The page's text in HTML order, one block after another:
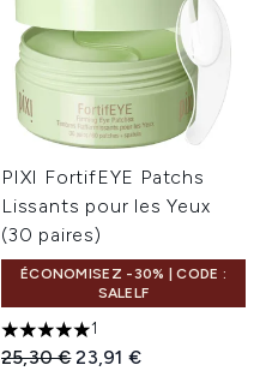
PIXI FortifEYE Patchs
Lissants pour les Yeux
(30 paires)
ÉCONOMISEZ -30% | CODE :
SALELF
5 étoiles sur un maximum de
1
Prix de vente :
25,30 €Prix ​​actuel :
23,91 €